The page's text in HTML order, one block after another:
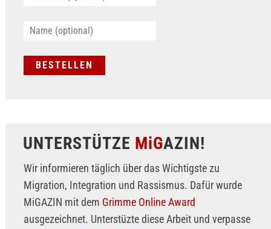
UNTERSTÜTZE MiGAZIN!
Wir informieren täglich über das Wichtigste zu
Migration, Integration und Rassismus. Dafür wurde
MiGAZIN mit dem Grimme Online Award
ausgezeichnet. Unterstüzte diese Arbeit und verpasse